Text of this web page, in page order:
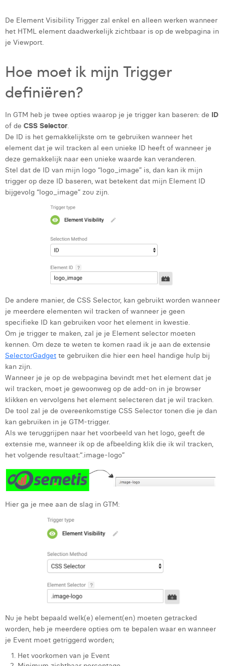
Margaux Snakkers
Mathias Segers
Ninon Chevalier
Olivia Lohest
Pieter Maesmans
Sebastiaan Reeskamp
Sven Bosschem
Thomas Kurevic
Thomas Riis
Victor Hayot
William Rezette
Yaël Vanhoe
De Element Visibility Trigger zal enkel en alleen werken wanneer
het HTML element daadwerkelijk zichtbaar is op de webpagina in
je Viewport.
Hoe moet ik mijn Trigger
definiëren?
In GTM heb je twee opties waarop je je trigger kan baseren: de ID
of de CSS Selector.
De ID is het gemakkelijkste om te gebruiken wanneer het
element dat je wil tracken al een unieke ID heeft of wanneer je
deze gemakkelijk naar een unieke waarde kan veranderen.
Stel dat de ID van mijn logo “logo_image” is, dan kan ik mijn
trigger op deze ID baseren, wat betekent dat mijn Element ID
bijgevolg “logo_image” zou zijn.
De andere manier, de CSS Selector, kan gebruikt worden wanneer
je meerdere elementen wil tracken of wanneer je geen
specifieke ID kan gebruiken voor het element in kwestie.
Om je trigger te maken, zal je je Element selector moeten
kennen. Om deze te weten te komen raad ik je aan de extensie
SelectorGadget te gebruiken die hier een heel handige hulp bij
kan zijn.
Wanneer je je op de webpagina bevindt met het element dat je
wil tracken, moet je gewoonweg op de add-on in je browser
klikken en vervolgens het element selecteren dat je wil tracken.
De tool zal je de overeenkomstige CSS Selector tonen die je dan
kan gebruiken in je GTM-trigger.
Als we teruggrijpen naar het voorbeeld van het logo, geeft de
extensie me, wanneer ik op de afbeelding klik die ik wil tracken,
het volgende resultaat:“.image-logo”
Hier ga je mee aan de slag in GTM:
Nu je hebt bepaald welk(e) element(en) moeten getracked
worden, heb je meerdere opties om te bepalen waar en wanneer
je Event moet getriggerd worden;
Het voorkomen van je Event